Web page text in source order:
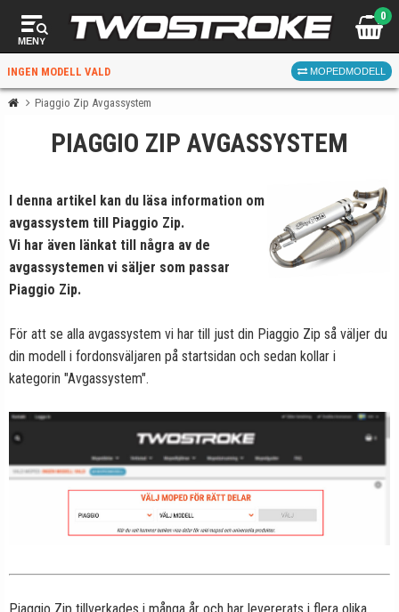
MENY
0
INGEN MODELL VALD MOPEDMODELL
VÄLJ MOPED FÖR RÄTT DELAR
När du valt kommer butiken visa delar för vald moped
och universella produkter.
Piaggio Zip Avgassystem
PIAGGIO ZIP AVGASSYSTEM
I denna artikel kan du läsa information om
avgassystem till Piaggio Zip.
Vi har även länkat till några av de
avgassystemen vi säljer som passar
Piaggio Zip.
För att se alla avgassystem vi har till just din Piaggio Zip så väljer du
din modell i fordonsväljaren på startsidan och sedan kollar i
kategorin "Avgassystem".